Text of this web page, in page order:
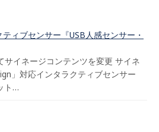
ィブセンサー『USB人感センサー・
サイネージコンテンツを変更 サイネ
」対応インタラクティブセンサー
ト…